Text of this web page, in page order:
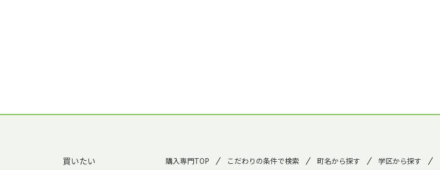
買いたい 購入専門TOP こだわりの条件で検索 町名から探す 学区から探す